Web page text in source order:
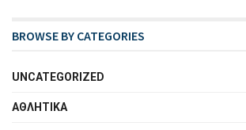
BROWSE BY CATEGORIES
UNCATEGORIZED
ΑΘΛΗΤΙΚΑ